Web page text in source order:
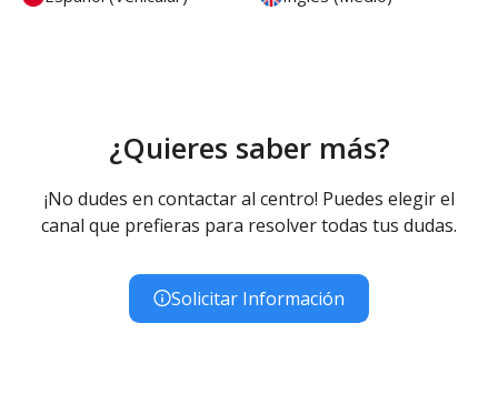
¿Quieres saber más?
¡No dudes en contactar al centro! Puedes elegir el
canal que prefieras para resolver todas tus dudas.
Solicitar Información